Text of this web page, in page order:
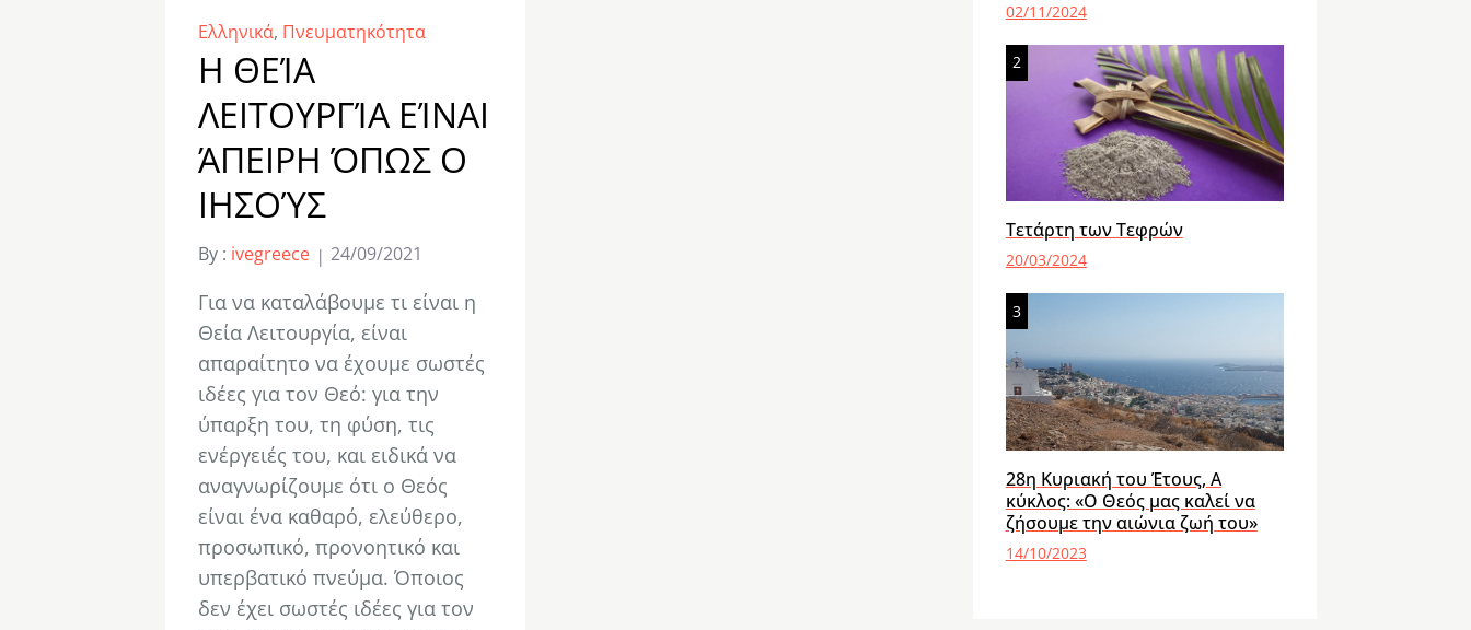
Ελληνικά, Πνευματηκότητα
Η ΘΕΊΑ
ΛΕΙΤΟΥΡΓΊΑ ΕΊΝΑΙ
ΆΠΕΙΡΗ ΌΠΩΣ Ο
ΙΗΣΟΎΣ
By : ivegreece 24/09/2021
Για να καταλάβουμε τι είναι η
Θεία Λειτουργία, είναι
απαραίτητο να έχουμε σωστές
ιδέες για τον Θεό: για την
ύπαρξη του, τη φύση, τις
ενέργειές του, και ειδικά να
αναγνωρίζουμε ότι ο Θεός
είναι ένα καθαρό, ελεύθερο,
προσωπικό, προνοητικό και
υπερβατικό πνεύμα. Όποιος
δεν έχει σωστές ιδέες για τον
02/11/2024
2
Τετάρτη των Τεφρών
20/03/2024
3
28η Κυριακή του Έτους, Α
κύκλος: «Ο Θεός μας καλεί να
ζήσουμε την αιώνια ζωή του»
14/10/2023